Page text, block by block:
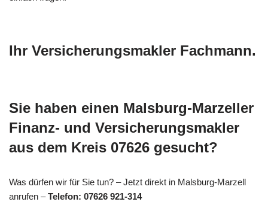
Ihr Versicherungsmakler Fachmann.
Sie haben einen Malsburg-Marzeller
Finanz- und Versicherungsmakler
aus dem Kreis 07626 gesucht?
Was dürfen wir für Sie tun? – Jetzt direkt in Malsburg-Marzell
anrufen –Telefon: 07626 921-314